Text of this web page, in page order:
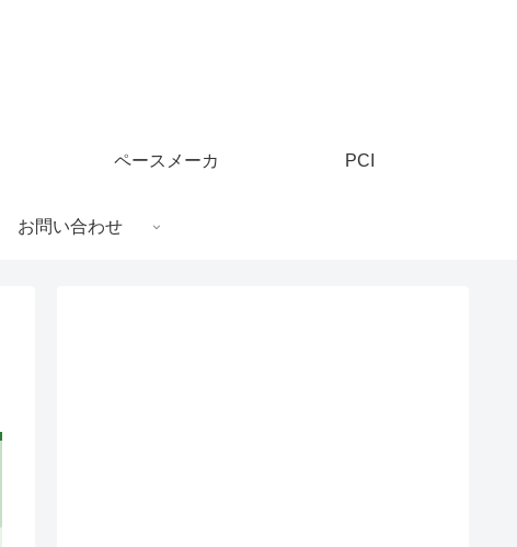
ペースメーカ PCI
お問い合わせ